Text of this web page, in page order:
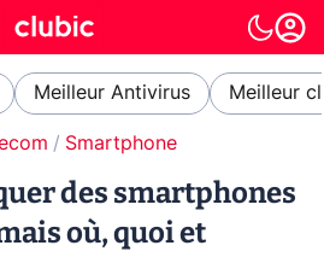
Meilleur Antivirus Meilleur
Smartphone
des smartphones
où, quoi et